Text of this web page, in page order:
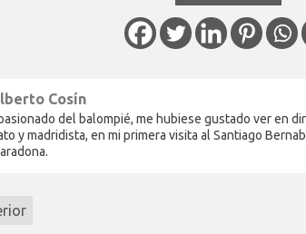
Cosín
del balompié, me hubiese gustado ver en
y madridista, en mi primera visita al Santiago